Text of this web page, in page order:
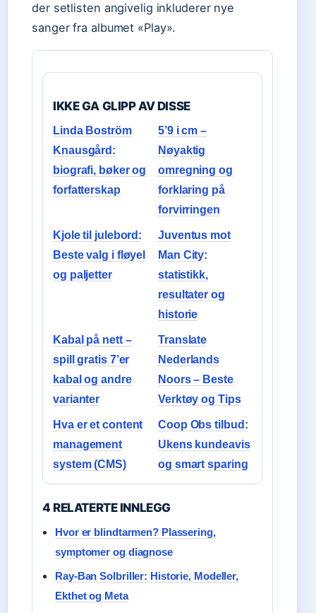
der setlisten angivelig inkluderer nye
sanger fra albumet «Play».
IKKE GA GLIPP AV DISSE
Linda Boström
Knausgård:
biografi, bøker og
forfatterskap
5’9 i cm –
Nøyaktig
omregning og
forklaring på
forvirringen
Kjole til julebord:
Beste valg i fløyel
og paljetter
Juventus mot
Man City:
statistikk,
resultater og
historie
Kabal på nett –
spill gratis 7’er
kabal og andre
varianter
Translate
Nederlands
Noors – Beste
Verktøy og Tips
Hva er et content
management
system (CMS)
Coop Obs tilbud:
Ukens kundeavis
og smart sparing
4 RELATERTE INNLEGG
Hvor er blindtarmen? Plassering,
symptomer og diagnose
Ray-Ban Solbriller: Historie, Modeller,
Ekthet og Meta